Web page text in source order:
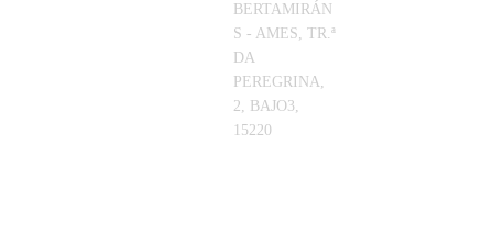
BERTAMIRÁN
S - AMES, TR.ª
DA
PEREGRINA,
2, BAJO3,
15220